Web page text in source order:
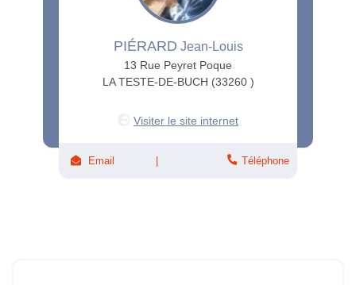
PIÉRARD Jean-Louis
13 Rue Peyret Poque
LA TESTE-DE-BUCH (33260 )
Visiter le site internet
Email Téléphone